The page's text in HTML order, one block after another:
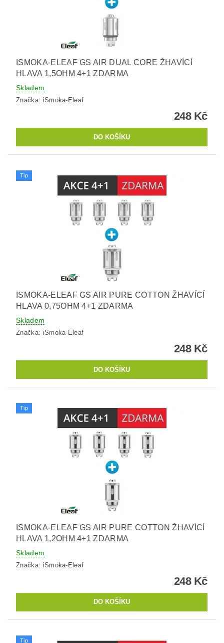
ISMOKA-ELEAF GS AIR DUAL CORE ŽHAVÍCÍ
HLAVA 1,5OHM 4+1 ZDARMA
Skladem
Značka: iSmoka-Eleaf
248 Kč
Tip
ISMOKA-ELEAF GS AIR PURE COTTON ŽHAVÍCÍ
HLAVA 0,75OHM 4+1 ZDARMA
Skladem
Značka: iSmoka-Eleaf
248 Kč
Tip
ISMOKA-ELEAF GS AIR PURE COTTON ŽHAVÍCÍ
HLAVA 1,2OHM 4+1 ZDARMA
Skladem
Značka: iSmoka-Eleaf
248 Kč
Tip